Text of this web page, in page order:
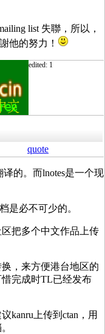
list 失聯，所以，
他的努力！
edited: 1
quote
的。而lnotes是一个现
是必不可少的。
把多个中文作品上传
，来方便港台地区的
完成时TL已经发布
kanru上传到ctan，用